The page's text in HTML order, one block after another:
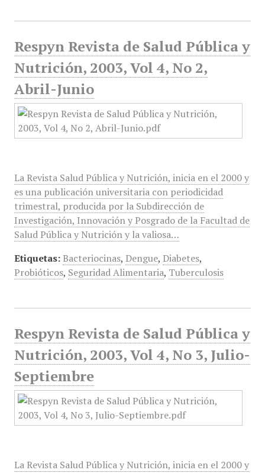
Respyn Revista de Salud Pública y
Nutrición, 2003, Vol 4, No 2,
Abril-Junio
La Revista Salud Pública y Nutrición, inicia en el 2000 y
es una publicación universitaria con periodicidad
trimestral, producida por la Subdirección de
Investigación, Innovación y Posgrado de la Facultad de
Salud Pública y Nutrición y la valiosa…
Etiquetas: Bacteriocinas, Dengue, Diabetes,
Probióticos, Seguridad Alimentaria, Tuberculosis
Respyn Revista de Salud Pública y
Nutrición, 2003, Vol 4, No 3, Julio-
Septiembre
La Revista Salud Pública y Nutrición, inicia en el 2000 y